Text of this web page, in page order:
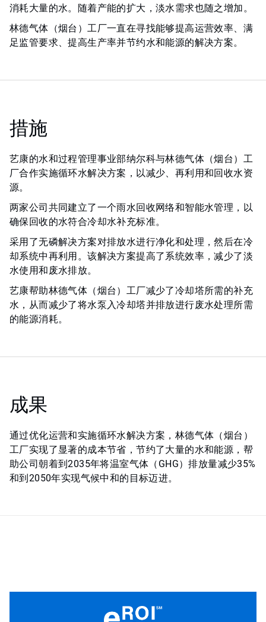
消耗大量的水。随着产能的扩大，淡水需求也随之增加。
林德气体（烟台）工厂一直在寻找能够提高运营效率、满
足监管要求、提高生产率并节约水和能源的解决方案。
措施
艺康的水和过程管理事业部纳尔科与林德气体（烟台）工
厂合作实施循环水解决方案，以减少、再利用和回收水资
源。
两家公司共同建立了一个雨水回收网络和智能水管理，以
确保回收的水符合冷却水补充标准。
采用了无磷解决方案对排放水进行净化和处理，然后在冷
却系统中再利用。该解决方案提高了系统效率，减少了淡
水使用和废水排放。
艺康帮助林德气体（烟台）工厂减少了冷却塔所需的补充
水，从而减少了将水泵入冷却塔并排放进行废水处理所需
的能源消耗。
成果
通过优化运营和实施循环水解决方案，林德气体（烟台）
工厂实现了显著的成本节省，节约了大量的水和能源，帮
助公司朝着到2035年将温室气体（GHG）排放量减少35%
和到2050年实现气候中和的目标迈进。